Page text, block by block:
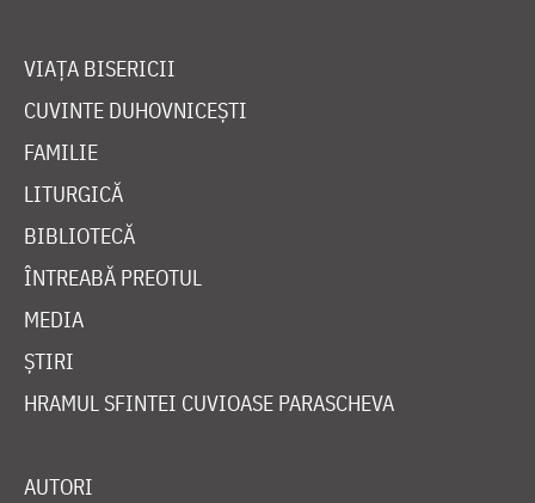
VIAȚA BISERICII
CUVINTE DUHOVNICEȘTI
FAMILIE
LITURGICĂ
BIBLIOTECĂ
ÎNTREABĂ PREOTUL
MEDIA
ȘTIRI
HRAMUL SFINTEI CUVIOASE PARASCHEVA
AUTORI